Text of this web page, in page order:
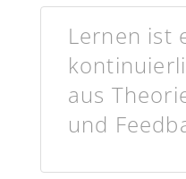
Lernen ist
aus
und